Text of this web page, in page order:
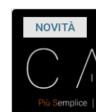
NOVITÀ